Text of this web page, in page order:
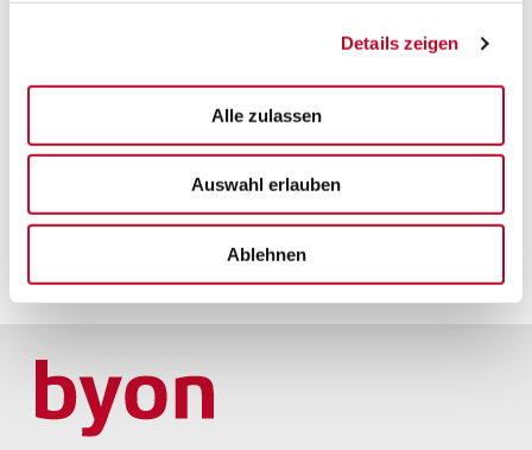
Details zeigen
Alle zulassen
Auswahl erlauben
Ablehnen